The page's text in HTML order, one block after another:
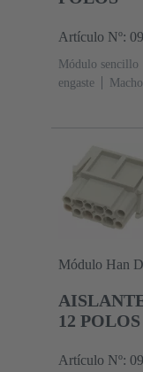
Artículo Nº:
Módulo sencillo
engaste
Macho
Módulo Han
12 POLOS
Artículo Nº: